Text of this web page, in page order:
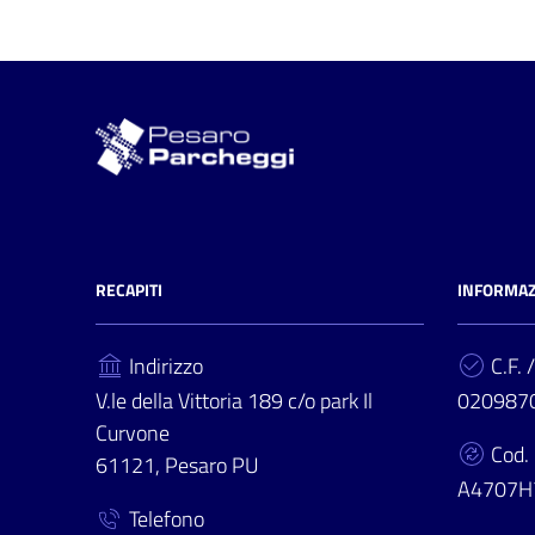
RECAPITI
Indirizzo
V.le della Vittoria 189 c/o park Il
Curvone
61121, Pesaro PU
Telefono
C.F.